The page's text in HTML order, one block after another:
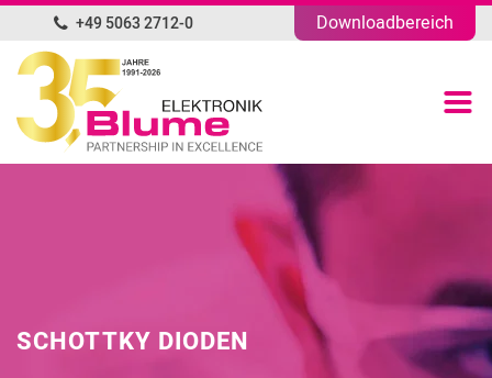
+49 5063 2712-0 Downloadbereich
SCHOTTKY DIODEN
Produktübersicht
Portfolio